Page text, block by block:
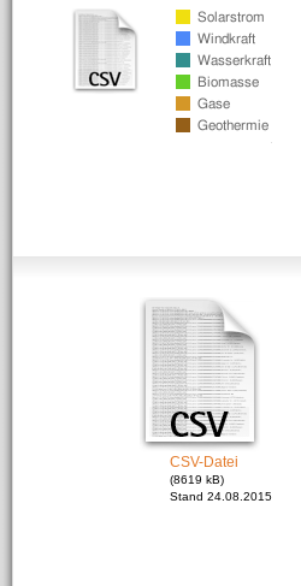
CSV-Datei
(8619 kB)
Stand 24.08.2015